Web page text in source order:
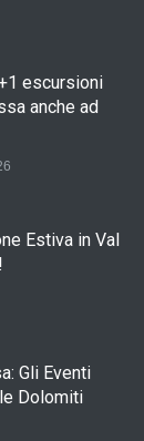
escursioni
anche ad
Estiva in Val
Gli Eventi
Dolomiti